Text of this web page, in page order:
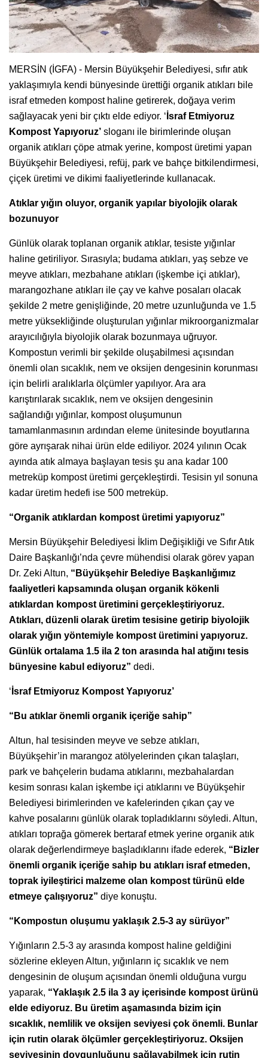
MERSİN (İGFA) - Mersin Büyükşehir Belediyesi, sıfır atık
yaklaşımıyla kendi bünyesinde ürettiği organik atıkları bile
israf etmeden kompost haline getirerek, doğaya verim
sağlayacak yeni bir çıktı elde ediyor. ‘ İsraf Etmiyoruz
Kompost Yapıyoruz’ sloganı ile birimlerinde oluşan
organik atıkları çöpe atmak yerine, kompost üretimi yapan
Büyükşehir Belediyesi, refüj, park ve bahçe bitkilendirmesi,
çiçek üretimi ve dikimi faaliyetlerinde kullanacak.
Atıklar yığın oluyor, organik yapılar biyolojik olarak
bozunuyor
Günlük olarak toplanan organik atıklar, tesiste yığınlar
haline getiriliyor. Sırasıyla; budama atıkları, yaş sebze ve
meyve atıkları, mezbahane atıkları (işkembe içi atıklar),
marangozhane atıkları ile çay ve kahve posaları olacak
şekilde 2 metre genişliğinde, 20 metre uzunluğunda ve 1.5
metre yüksekliğinde oluşturulan yığınlar mikroorganizmalar
arayıcılığıyla biyolojik olarak bozunmaya uğruyor.
Kompostun verimli bir şekilde oluşabilmesi açısından
önemli olan sıcaklık, nem ve oksijen dengesinin korunması
için belirli aralıklarla ölçümler yapılıyor. Ara ara
karıştırılarak sıcaklık, nem ve oksijen dengesinin
sağlandığı yığınlar, kompost oluşumunun
tamamlanmasının ardından eleme ünitesinde boyutlarına
göre ayrışarak nihai ürün elde ediliyor. 2024 yılının Ocak
ayında atık almaya başlayan tesis şu ana kadar 100
metreküp kompost üretimi gerçekleştirdi. Tesisin yıl sonuna
kadar üretim hedefi ise 500 metreküp.
“Organik atıklardan kompost üretimi yapıyoruz”
Mersin Büyükşehir Belediyesi İklim Değişikliği ve Sıfır Atık
Daire Başkanlığı’nda çevre mühendisi olarak görev yapan
Dr. Zeki Altun, “Büyükşehir Belediye Başkanlığımız
faaliyetleri kapsamında oluşan organik kökenli
atıklardan kompost üretimini gerçekleştiriyoruz.
Atıkları, düzenli olarak üretim tesisine getirip biyolojik
olarak yığın yöntemiyle kompost üretimini yapıyoruz.
Günlük ortalama 1.5 ila 2 ton arasında hal atığını tesis
bünyesine kabul ediyoruz” dedi.
‘ İsraf Etmiyoruz Kompost Yapıyoruz’
“Bu atıklar önemli organik içeriğe sahip”
Altun, hal tesisinden meyve ve sebze atıkları,
Büyükşehir’in marangoz atölyelerinden çıkan talaşları,
park ve bahçelerin budama atıklarını, mezbahalardan
kesim sonrası kalan işkembe içi atıklarını ve Büyükşehir
Belediyesi birimlerinden ve kafelerinden çıkan çay ve
kahve posalarını günlük olarak topladıklarını söyledi. Altun,
atıkları toprağa gömerek bertaraf etmek yerine organik atık
olarak değerlendirmeye başladıklarını ifade ederek, “Bizler
önemli organik içeriğe sahip bu atıkları israf etmeden,
toprak iyileştirici malzeme olan kompost türünü elde
etmeye çalışıyoruz” diye konuştu.
“Kompostun oluşumu yaklaşık 2.5-3 ay sürüyor”
Yığınların 2.5-3 ay arasında kompost haline geldiğini
sözlerine ekleyen Altun, yığınların iç sıcaklık ve nem
dengesinin de oluşum açısından önemli olduğuna vurgu
yaparak, “Yaklaşık 2.5 ila 3 ay içerisinde kompost ürünü
elde ediyoruz. Bu üretim aşamasında bizim için
sıcaklık, nemlilik ve oksijen seviyesi çok önemli. Bunlar
için rutin olarak ölçümler gerçekleştiriyoruz. Oksijen
seviyesinin doygunluğunu sağlayabilmek için rutin